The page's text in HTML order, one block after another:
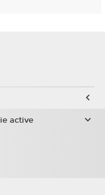
active